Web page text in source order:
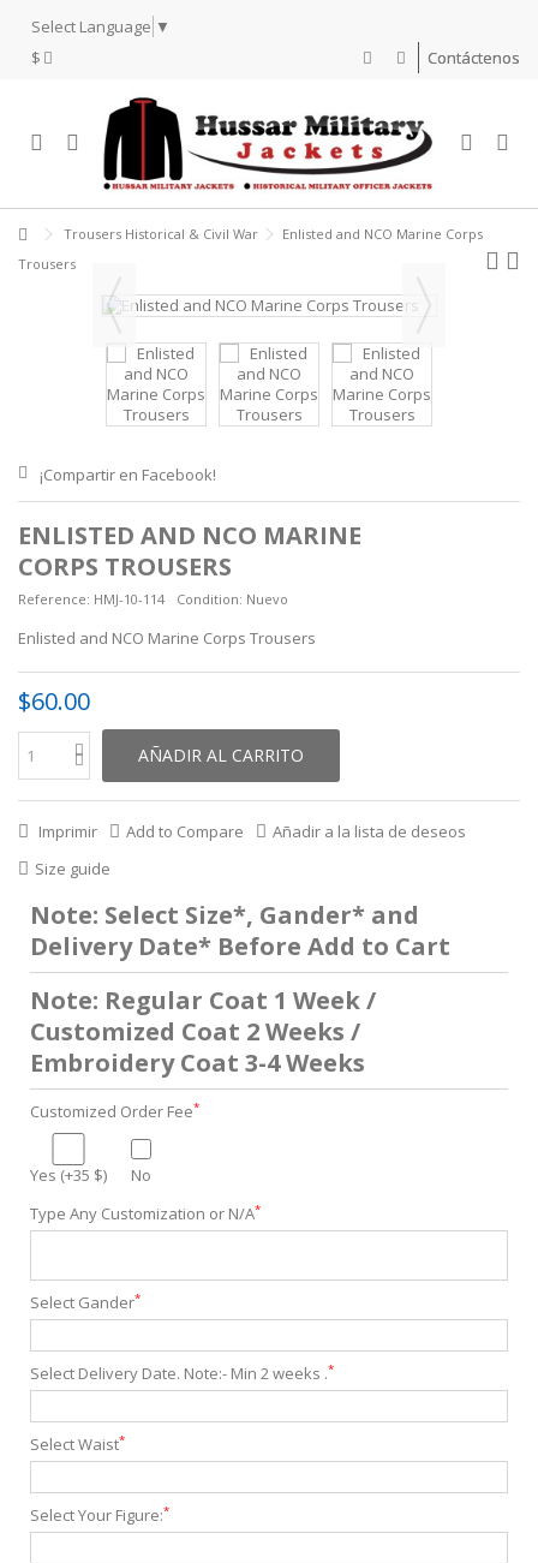
Select Language ▼
$
Contáctenos
Trousers Historical & Civil War
Enlisted and NCO Marine Corps
Trousers
¡Compartir en Facebook!
ENLISTED AND NCO MARINE
CORPS TROUSERS
Reference: HMJ-10-114 Condition: Nuevo
Enlisted and NCO Marine Corps Trousers
$60.00
AÑADIR AL CARRITO
Imprimir Add to Compare
Añadir a la lista de deseos
Size guide
Note: Select Size*, Gander* and
Delivery Date* Before Add to Cart
Note: Regular Coat 1 Week /
Customized Coat 2 Weeks /
Embroidery Coat 3-4 Weeks
Customized Order Fee*
Yes (+35 $)
No
Type Any Customization or N/A*
Select Gander*
Select Delivery Date. Note:- Min 2 weeks .*
Select Waist*
Select Your Figure:*